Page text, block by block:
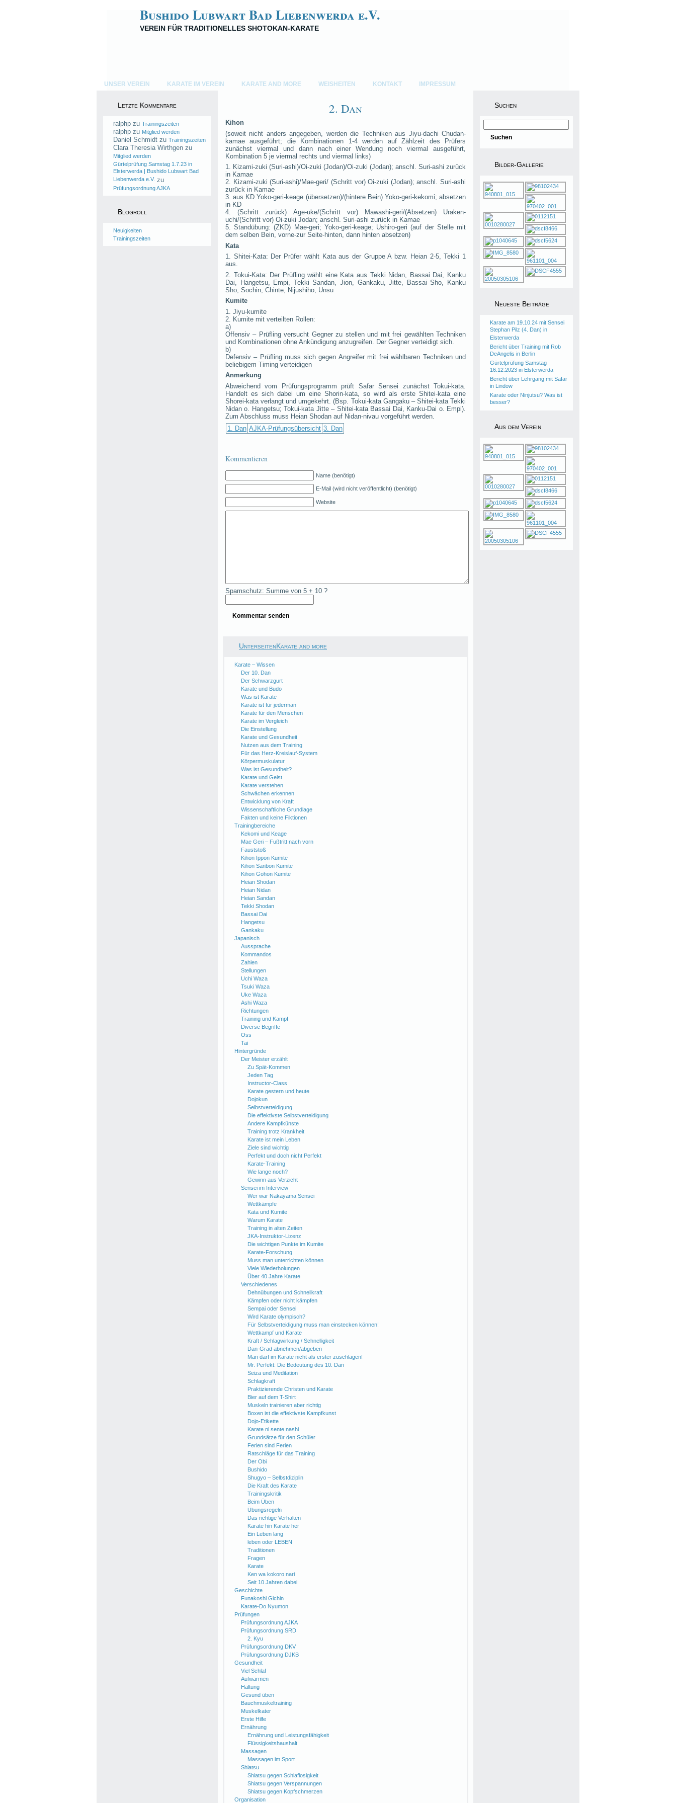
Bushido Lubwart Bad Liebenwerda e.V.
VEREIN FÜR TRADITIONELLES SHOTOKAN-KARATE
UNSER VEREIN KARATE IM VEREIN KARATE AND MORE WEISHEITEN KONTAKT IMPRESSUM
Letzte Kommentare
ralphp zu Trainingszeiten
ralphp zu Mitglied werden
Daniel Schmidt zu Trainingszeiten
Clara Theresia Wirthgen zu
Mitglied werden
Gürtelprüfung Samstag 1.7.23 in
Elsterwerda | Bushido Lubwart Bad
Liebenwerda e.V. zu
Prüfungsordnung AJKA
Blogroll
Neuigkeiten
Trainingszeiten
2. Dan
Kihon
(soweit nicht anders angegeben, werden die Techniken aus Jiyu-dachi Chudan-
kamae ausgeführt; die Kombinationen 1-4 werden auf Zählzeit des Prüfers
zunächst viermal und dann nach einer Wendung noch viermal ausgeführt,
Kombination 5 je viermal rechts und viermal links)
1. Kizami-zuki (Suri-ashi)/Oi-zuki (Jodan)/Oi-zuki (Jodan); anschl. Suri-ashi zurück
in Kamae
2. Kizami-zuki (Suri-ashi)/Mae-geri/ (Schritt vor) Oi-zuki (Jodan); anschl. Suri-ashi
zurück in Kamae
3. aus KD Yoko-geri-keage (übersetzen)/(hintere Bein) Yoko-geri-kekomi; absetzen
in KD
4. (Schritt zurück) Age-uke/(Schritt vor) Mawashi-geri/(Absetzen) Uraken-
uchi/(Schritt vor) Oi-zuki Jodan; anschl. Suri-ashi zurück in Kamae
5. Standübung: (ZKD) Mae-geri; Yoko-geri-keage; Ushiro-geri (auf der Stelle mit
dem selben Bein, vorne-zur Seite-hinten, dann hinten absetzen)
Kata
1. Shitei-Kata: Der Prüfer wählt Kata aus der Gruppe A bzw. Heian 2-5, Tekki 1
aus.
2. Tokui-Kata: Der Prüfling wählt eine Kata aus Tekki Nidan, Bassai Dai, Kanku
Dai, Hangetsu, Empi, Tekki Sandan, Jion, Gankaku, Jitte, Bassai Sho, Kanku
Sho, Sochin, Chinte, Nijushiho, Unsu
Kumite
1. Jiyu-kumite
2. Kumite mit verteilten Rollen:
a)
Offensiv – Prüfling versucht Gegner zu stellen und mit frei gewählten Techniken
und Kombinationen ohne Ankündigung anzugreifen. Der Gegner verteidigt sich.
b)
Defensiv – Prüfling muss sich gegen Angreifer mit frei wählbaren Techniken und
beliebigem Timing verteidigen
Anmerkung
Abweichend vom Prüfungsprogramm prüft Safar Sensei zunächst Tokui-kata.
Handelt es sich dabei um eine Shorin-kata, so wird als erste Shitei-kata eine
Shorei-kata verlangt und umgekehrt. (Bsp. Tokui-kata Gangaku – Shitei-kata Tekki
Nidan o. Hangetsu; Tokui-kata Jitte – Shitei-kata Bassai Dai, Kanku-Dai o. Empi).
Zum Abschluss muss Heian Shodan auf Nidan-nivau vorgeführt werden.
1. Dan AJKA-Prüfungsübersicht 3. Dan
Kommentieren
Name (benötigt)
E-Mail (wird nicht veröffentlicht) (benötigt)
Website
Spamschutz: Summe von 5 + 10 ?
UnterseitenKarate and more
Karate – Wissen
Der 10. Dan
Der Schwarzgurt
Karate und Budo
Was ist Karate
Karate ist für jederman
Karate für den Menschen
Karate im Vergleich
Die Einstellung
Karate und Gesundheit
Nutzen aus dem Training
Für das Herz-Kreislauf-System
Körpermuskulatur
Was ist Gesundheit?
Karate und Geist
Karate verstehen
Schwächen erkennen
Entwicklung von Kraft
Wissenschaftliche Grundlage
Fakten und keine Fiktionen
Trainingbereiche
Kekomi und Keage
Mae Geri – Fußtritt nach vorn
Fauststoß
Kihon Ippon Kumite
Kihon Sanbon Kumite
Kihon Gohon Kumite
Heian Shodan
Heian Nidan
Heian Sandan
Tekki Shodan
Bassai Dai
Hangetsu
Gankaku
Japanisch
Aussprache
Kommandos
Zahlen
Stellungen
Uchi Waza
Tsuki Waza
Uke Waza
Ashi Waza
Richtungen
Training und Kampf
Diverse Begriffe
Oss
Tai
Hintergründe
Der Meister erzählt
Zu Spät-Kommen
Jeden Tag
Instructor-Class
Karate gestern und heute
Dojokun
Selbstverteidigung
Die effektivste Selbstverteidigung
Andere Kampfkünste
Training trotz Krankheit
Karate ist mein Leben
Ziele sind wichtig
Perfekt und doch nicht Perfekt
Karate-Training
Wie lange noch?
Gewinn aus Verzicht
Sensei im Interview
Wer war Nakayama Sensei
Wettkämpfe
Kata und Kumite
Warum Karate
Training in alten Zeiten
JKA-Instruktor-Lizenz
Die wichtigen Punkte im Kumite
Karate-Forschung
Muss man unterrichten können
Viele Wiederholungen
Über 40 Jahre Karate
Verschiedenes
Dehnübungen und Schnellkraft
Kämpfen oder nicht kämpfen
Sempai oder Sensei
Wird Karate olympisch?
Für Selbstverteidigung muss man einstecken können!
Wettkampf und Karate
Kraft / Schlagwirkung / Schnelligkeit
Dan-Grad abnehmen/abgeben
Man darf im Karate nicht als erster zuschlagen!
Mr. Perfekt: Die Bedeutung des 10. Dan
Seiza und Meditation
Schlagkraft
Praktizierende Christen und Karate
Bier auf dem T-Shirt
Muskeln trainieren aber richtig
Boxen ist die effektivste Kampfkunst
Dojo-Etikette
Karate ni sente nashi
Grundsätze für den Schüler
Ferien sind Ferien
Ratschläge für das Training
Der Obi
Bushido
Shugyo – Selbstdiziplin
Die Kraft des Karate
Trainingskritik
Beim Üben
Übungsregeln
Das richtige Verhalten
Karate hin Karate her
Ein Leben lang
leben oder LEBEN
Traditionen
Fragen
Karate
Ken wa kokoro nari
Seit 10 Jahren dabei
Geschichte
Funakoshi Gichin
Karate-Do Nyumon
Prüfungen
Prüfungsordnung AJKA
Prüfungsordnung SRD
2. Kyu
Prüfungsordnung DKV
Prüfungsordnung DJKB
Gesundheit
Viel Schlaf
Aufwärmen
Haltung
Gesund üben
Bauchmuskeltraining
Muskelkater
Erste Hilfe
Ernährung
Ernährung und Leistungsfähigkeit
Flüssigkeitshaushalt
Massagen
Massagen im Sport
Shiatsu
Shiatsu gegen Schlaflosigkeit
Shiatsu gegen Verspannungen
Shiatsu gegen Kopfschmerzen
Organisation
Suchen
Bilder-Gallerie
Neueste Beiträge
Karate am 19.10.24 mit Sensei
Stephan Pilz (4. Dan) in
Elsterwerda
Bericht über Training mit Rob
DeAngelis in Berlin
Gürtelprüfung Samstag
16.12.2023 in Elsterwerda
Bericht über Lehrgang mit Safar
in Lindow
Karate oder Ninjutsu? Was ist
besser?
Aus dem Verein